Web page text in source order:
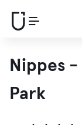
Nippes
Park